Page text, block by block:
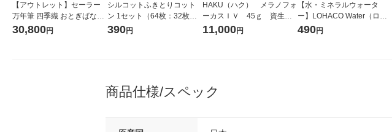
【アウトレット】セーラー
万年筆 四季織 おとぎばなし
万年筆 織姫 MF(中細字) 101
30,800円
シルコットふきとりコット
ン 1セット（64枚：32枚入×
2箱） ユニ・チャーム コッ
390円
HAKU（ハク） メラノフォ
ーカスＩＶ 45ｇ 資生
堂 おまけ付き
11,000円
【水・ミネラルウォータ
ー】LOHACO Water（ロハ
コウォーター）2L ラベルレ
490円
商品仕様/スペック